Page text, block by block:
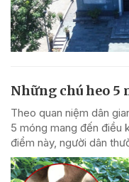
Những chú heo 5
Theo quan niệm dân
5 móng mang đến điều
điểm này, người dân